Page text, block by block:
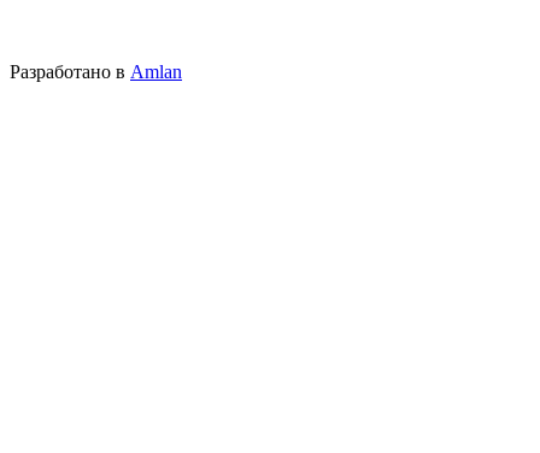
Разработано в Amlan